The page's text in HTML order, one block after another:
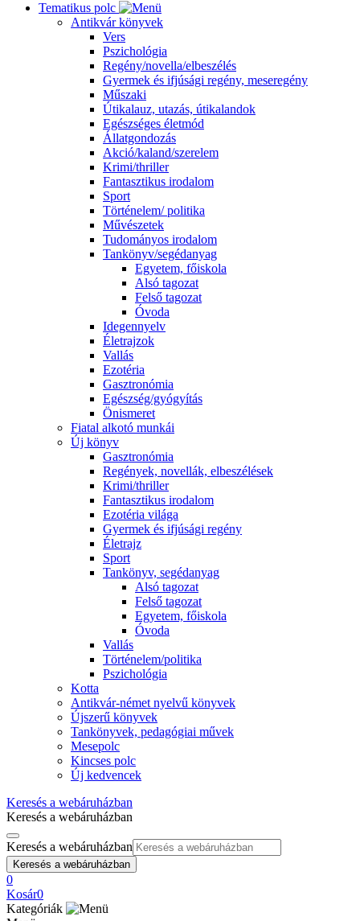
Tematikus polc
Antikvár könyvek
Vers
Pszichológia
Regény/novella/elbeszélés
Gyermek és ifjúsági regény, meseregény
Műszaki
Útikalauz, utazás, útikalandok
Egészséges életmód
Állatgondozás
Akció/kaland/szerelem
Krimi/thriller
Fantasztikus irodalom
Sport
Történelem/ politika
Művészetek
Tudományos irodalom
Tankönyv/segédanyag
Egyetem, főiskola
Alsó tagozat
Felső tagozat
Óvoda
Idegennyelv
Életrajzok
Vallás
Ezotéria
Gasztronómia
Egészség/gyógyítás
Önismeret
Fiatal alkotó munkái
Új könyv
Gasztronómia
Regények, novellák, elbeszélések
Krimi/thriller
Fantasztikus irodalom
Ezotéria világa
Gyermek és ifjúsági regény
Életrajz
Sport
Tankönyv, segédanyag
Alsó tagozat
Felső tagozat
Egyetem, főiskola
Óvoda
Vallás
Történelem/politika
Pszichológia
Kotta
Antikvár-német nyelvű könyvek
Újszerű könyvek
Tankönyvek, pedagógiai művek
Mesepolc
Kincses polc
Új kedvencek
Keresés a webáruházban
Keresés a webáruházban
Keresés a webáruházban
Keresés a webáruházban
0
Kosár0
Kategóriák